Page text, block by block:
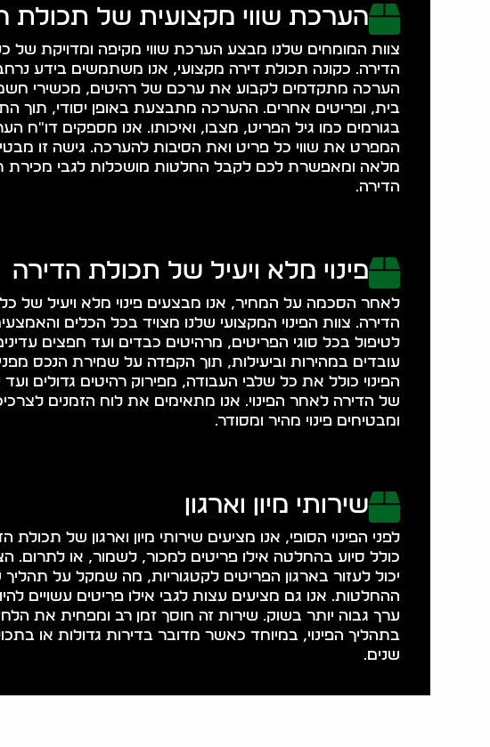
הערכת שווי מקצועית של תכולת
צוות המומחים שלנו מבצע הערכת שווי מקיפה ומדויקת של
הדירה. כקונה תכולת דירה מקצועי, אנו משתמשים בידע נרחב
הערכה מתקדמים לקבוע את ערכם של רהיטים, מכשירי
בית, ופריטים אחרים. ההערכה מתבצעת באופן יסודי, תוך
בגורמים כמו גיל הפריט, מצבו, ואיכותו. אנו מספקים דו"ח
המפרט את שווי כל פריט ואת הסיבות להערכה. גישה זו
מלאה ומאפשרת לכם לקבל החלטות מושכלות לגבי מכירת
הדירה.
פינוי מלא ויעיל של תכולת הדירה
לאחר הסכמה על המחיר, אנו מבצעים פינוי מלא ויעיל של
הדירה. צוות הפינוי המקצועי שלנו מצויד בכל הכלים
לטיפול בכל סוגי הפריטים, מרהיטים כבדים ועד חפצים
עובדים במהירות וביעילות, תוך הקפדה על שמירת הנכס מפני
הפינוי כולל את כל שלבי העבודה, מפירוק רהיטים גדולים ועד
של הדירה לאחר הפינוי. אנו מתאימים את לוח הזמנים
ומבטיחים פינוי מהיר ומסודר.
שירותי מיון וארגון
לפני הפינוי הסופי, אנו מציעים שירותי מיון וארגון של תכולת
כולל סיוע בהחלטה אילו פריטים למכור, לשמור, או לתרום.
יכול לעזור בארגון הפריטים לקטגוריות, מה שמקל על
ההחלטות. אנו גם מציעים עצות לגבי אילו פריטים עשויים
ערך גבוה יותר בשוק. שירות זה חוסך זמן רב ומפחית את
בתהליך הפינוי, במיוחד כאשר מדובר בדירות גדולות או
שנים.